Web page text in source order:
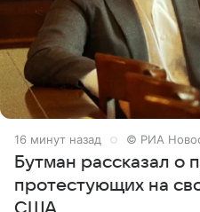
16 минут назад © РИА
Бутман рассказал о
протестующих на